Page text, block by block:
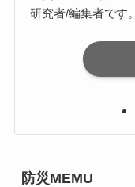
研究者/編集者です。
防災MEMU